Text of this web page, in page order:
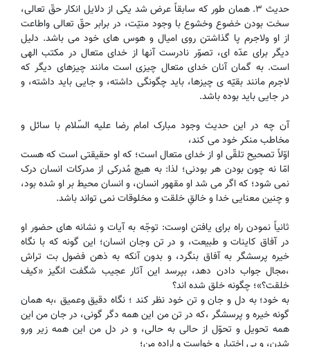
حدیث ۳. همان طور که سابقاً عرض شد یکی از دلایل انکار حقّ تعالی،
سخت بودن خضوع وخشو‌ع با وجود منیّت، در برابر حقّ تعالی واطاعت
از او ولاجرم پا گذاشتن روی امیال و هوس های خود می باشد. دلیل
دیگر برای عدّه ای، تصوّر نادرست آنها از خدای متعال در مکتب الهی
است. به گمان آنان خدای متعال چیزی است مانند چیزهای دیگر که
لاجرم مانند بقیّه ی چیزها، باید چگونگی داشته، و جایی باید داشته، و
در جایی باید بوده باشد.
آن چه در این حدیث وجود مبارک امام رضا علیه السّلام با سائل و
مخاطب منکر خود می کند،
اوّلاً تصحیح تلقّی او از خدای متعال است؛ که او حقیقتی است که هست
امّا نه چون بودن هر بودنی؛ لذا: به هیچ مُدرکی از مدرکات انسان درک
نمی شود؛ که اگر می شد او مقهور انسان، و انسان محیط بر او شده بود،
و چنین معنایی خدا و خالقِ خلقت و مخلوقات نمی تواند باشد.
ثانیاً نمودن راه برای یافتن اوست: توجّه به آیات و نشانه های حضور او
در آفاق کاینات و طبیعت، و در تن وجان انسان؛ این گونه که با نگاه
خیره پرسشگر به آفاق بنگرد، و بدون آنکه به ذهن فضول بت تراش
،مجال جواب دادن دهد، بپرسد این آثار عجیب شگفت انگیز «کیف
خلقت؟»؛ چگونه خلق شده اند؟
به خود؛ به دل و جان و تن خود نظر کند ؛ نگاه دقیق وعمیق ،به همان
گونه خیره و پرسشگر ،که در تن من این همه دگر گونی، در جان من این
همه تحویل و تحوّل از حالی به حالی، و در دل من این همه زیر ورو